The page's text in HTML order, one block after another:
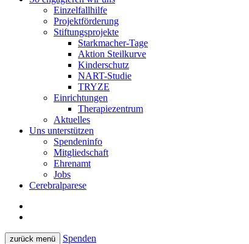
Einzelfallhilfe
Projektförderung
Stiftungsprojekte
Starkmacher-Tage
Aktion Steilkurve
Kinderschutz
NART-Studie
TRYZE
Einrichtungen
Therapiezentrum
Aktuelles
Uns unterstützen
Spendeninfo
Mitgliedschaft
Ehrenamt
Jobs
Cerebralparese
zurück menü Spenden